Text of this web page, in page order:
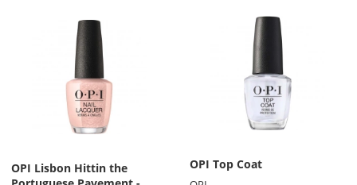
OPI Lisbon Hittin the
OPI Top Coat